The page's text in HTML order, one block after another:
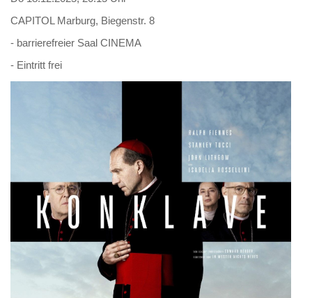
CAPITOL Marburg, Biegenstr. 8
- barrierefreier Saal CINEMA
- Eintritt frei